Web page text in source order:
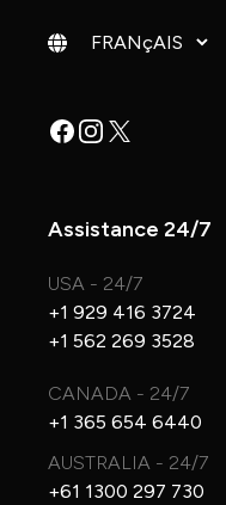
Changer de langue
Facebook
Instagram
X
Assistance 24/7
USA - 24/7
+1 929 416 3724
+1 562 269 3528
CANADA - 24/7
+1 365 654 6440
AUSTRALIA - 24/7
+61 1300 297 730